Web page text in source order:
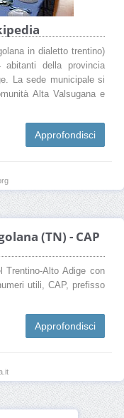
in dialetto trentino)
della provincia
La sede municipale si
Alta Valsugana e
Approfondisci
(TN) - CAP
Trentino-Alto Adige con
utili, CAP, prefisso
Approfondisci